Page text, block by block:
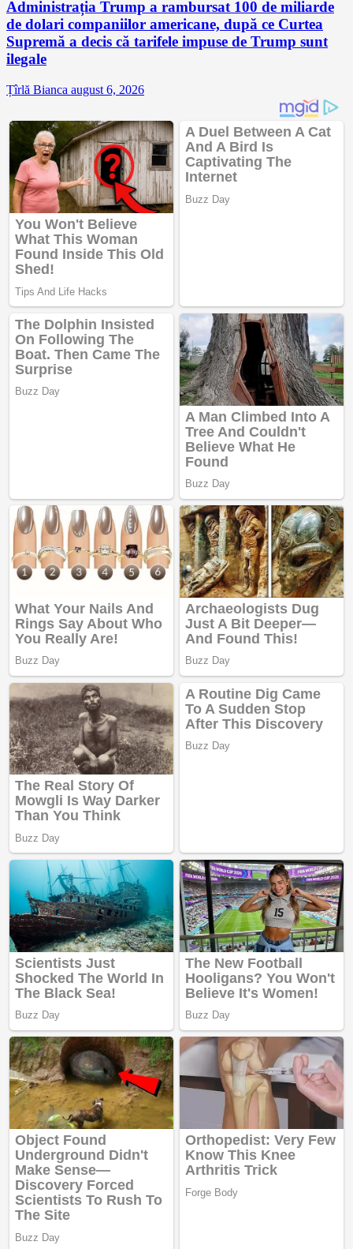
Administrația Trump a rambursat 100 de miliarde
de dolari companiilor americane, după ce Curtea
Supremă a decis că tarifele impuse de Trump sunt
ilegale
Țîrlă Bianca august 6, 2026